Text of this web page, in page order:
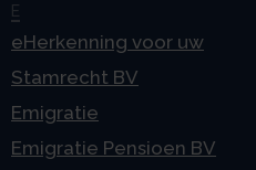
E
eHerkenning voor uw
Stamrecht BV
Emigratie
Emigratie Pensioen BV